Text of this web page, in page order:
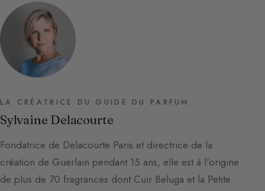
LA CRÉATRICE DU GUIDE DU PARFUM
Sylvaine Delacourte
Fondatrice de Delacourte Paris et directrice de la
création de Guerlain pendant 15 ans, elle est à l'origine
de plus de 70 fragrances dont Cuir Beluga et la Petite